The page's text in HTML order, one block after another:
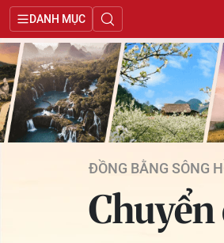
DANH MỤC
ĐỒNG BẰNG SÔNG